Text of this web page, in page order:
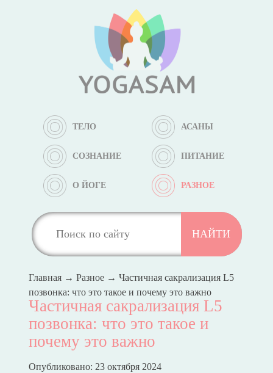
ТЕЛО АСАНЫ
СОЗНАНИЕ ПИТАНИЕ
О ЙОГЕ РАЗНОЕ
Главная→ Разное→ Частичная сакрализация L5
позвонка: что это такое и почему это важно
Частичная сакрализация L5
позвонка: что это такое и
почему это важно
Опубликовано: 23 октября 2024